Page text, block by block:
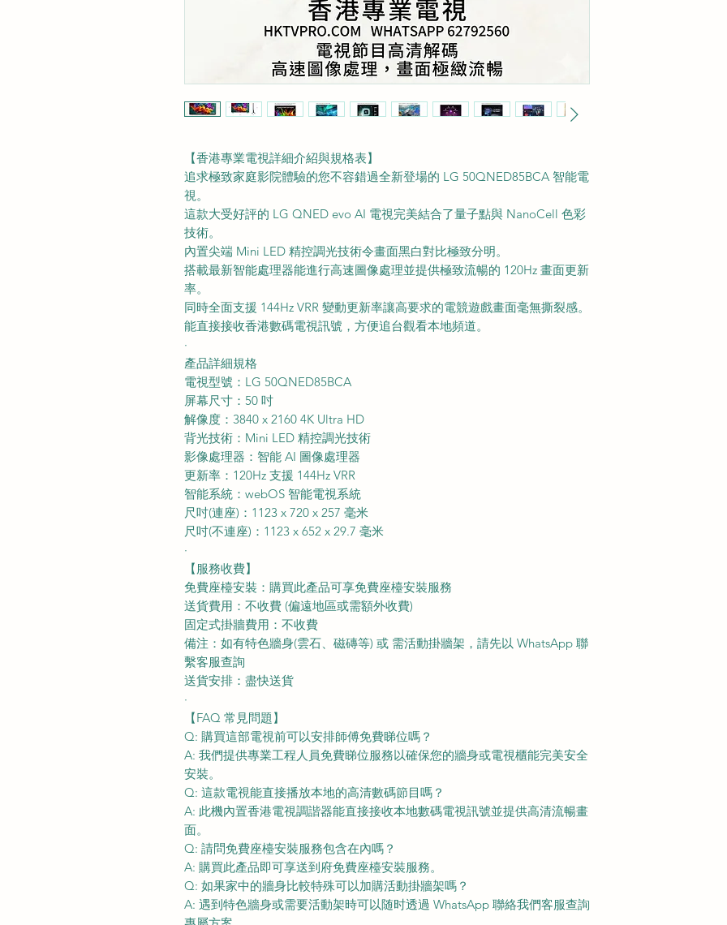
【香港專業電視詳細介紹與規格表】
追求極致家庭影院體驗的您不容錯過全新登場的 LG 50QNED85BCA 智能電
視。
這款大受好評的 LG QNED evo AI 電視完美結合了量子點與 NanoCell 色彩
技術。
內置尖端 Mini LED 精控調光技術令畫面黑白對比極致分明。
搭載最新智能處理器能進行高速圖像處理並提供極致流暢的 120Hz 畫面更新
率。
同時全面支援 144Hz VRR 變動更新率讓高要求的電競遊戲畫面毫無撕裂感。
能直接接收香港數碼電視訊號，方便追台觀看本地頻道。
·
產品詳細規格
電視型號：LG 50QNED85BCA
屏幕尺寸：50 吋
解像度：3840 x 2160 4K Ultra HD
背光技術：Mini LED 精控調光技術
影像處理器：智能 AI 圖像處理器
更新率：120Hz 支援 144Hz VRR
智能系統：webOS 智能電視系統
尺吋(連座)：1123 x 720 x 257 毫米
尺吋(不連座)：1123 x 652 x 29.7 毫米
·
【服務收費】
免費座檯安裝：購買此產品可享免費座檯安裝服務
送貨費用：不收費 (偏遠地區或需額外收費)
固定式掛牆費用：不收費
備注：如有特色牆身(雲石、磁磚等) 或 需活動掛牆架，請先以 WhatsApp 聯
繫客服查詢
送貨安排：盡快送貨
·
【FAQ 常見問題】
Q: 購買這部電視前可以安排師傅免費睇位嗎？
A: 我們提供專業工程人員免費睇位服務以確保您的牆身或電視櫃能完美安全
安裝。
Q: 這款電視能直接播放本地的高清數碼節目嗎？
A: 此機內置香港電視調諧器能直接接收本地數碼電視訊號並提供高清流暢畫
面。
Q: 請問免費座檯安裝服務包含在內嗎？
A: 購買此產品即可享送到府免費座檯安裝服務。
Q: 如果家中的牆身比較特殊可以加購活動掛牆架嗎？
A: 遇到特色牆身或需要活動架時可以随时透過 WhatsApp 聯絡我們客服查詢